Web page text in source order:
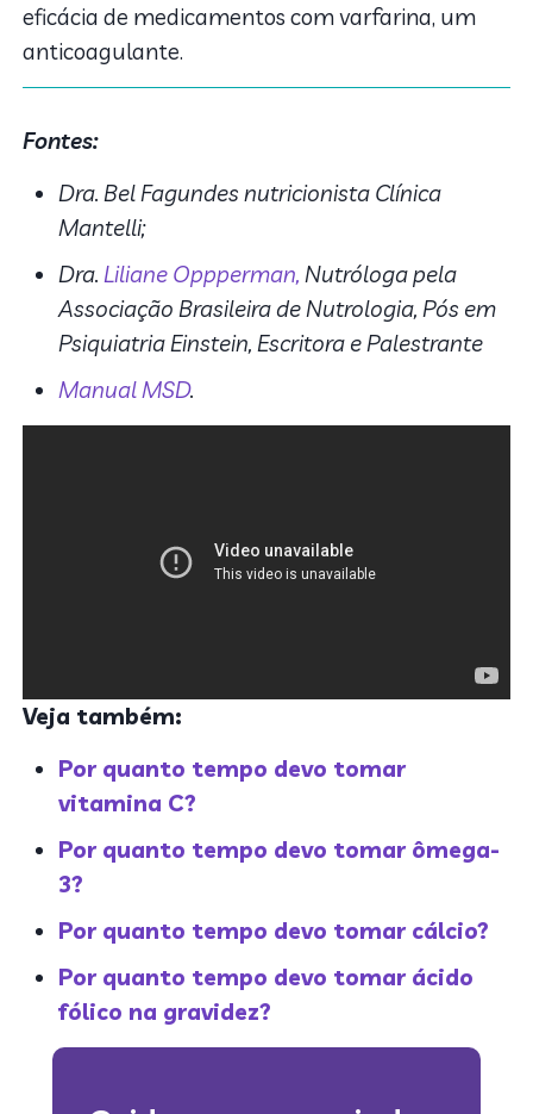
eficácia de medicamentos com varfarina, um
anticoagulante.
Fontes:
Dra. Bel Fagundes nutricionista Clínica
Mantelli;
Dra. Liliane Oppperman, Nutróloga pela
Associação Brasileira de Nutrologia, Pós em
Psiquiatria Einstein, Escritora e Palestrante
Manual MSD.
Veja também:
Por quanto tempo devo tomar
vitamina C?
Por quanto tempo devo tomar ômega-
3?
Por quanto tempo devo tomar cálcio?
Por quanto tempo devo tomar ácido
fólico na gravidez?